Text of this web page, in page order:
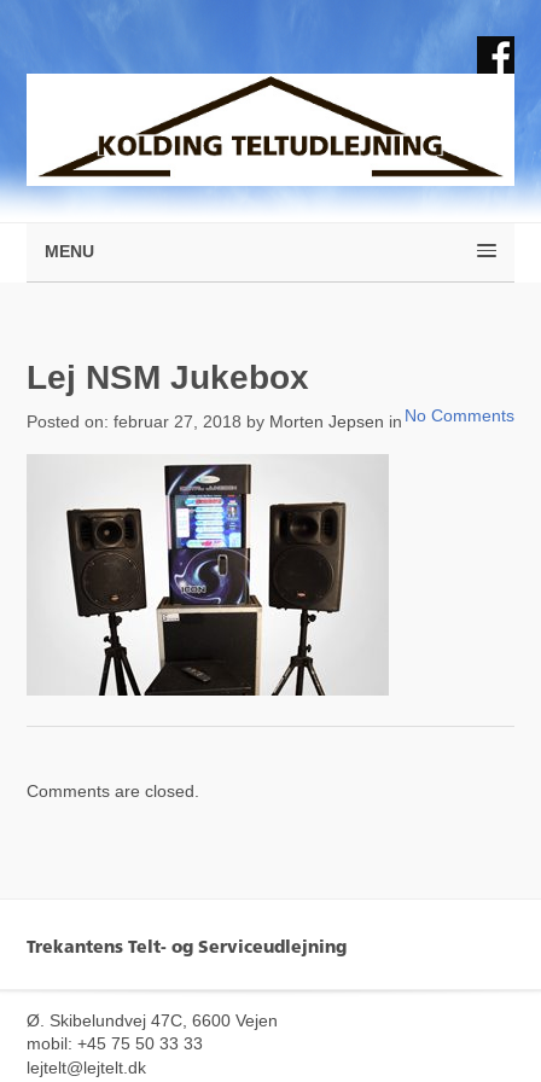
MENU
Lej NSM Jukebox
Posted on: februar 27, 2018 by Morten Jepsen in No Comments
Comments are closed.
Trekantens Telt- og Serviceudlejning
Ø. Skibelundvej 47C, 6600 Vejen
mobil: +45 75 50 33 33
lejtelt@lejtelt.dk